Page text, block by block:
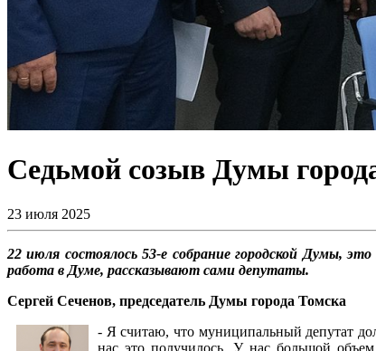
Седьмой созыв Думы
23 июля 2025
22 июля состоялось 53-е собрание городской Думы,
работа в Думе, рассказывают сами депутаты.
Сергей Сеченов, председатель Думы города Томска
- Я считаю, что муниципальный депутат
нас это получилось. У нас большой